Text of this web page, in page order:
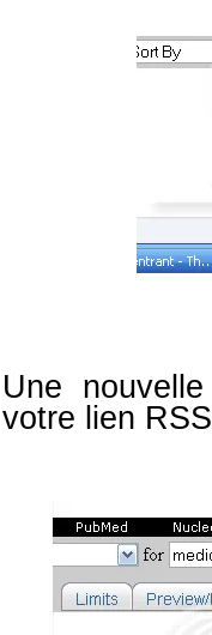
Une
votre lien